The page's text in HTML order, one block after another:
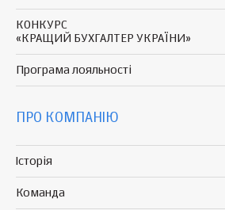
КОНКУРС
«КРАЩИЙ БУХГАЛТЕР УКРАЇНИ»
Програма лояльності
ПРО КОМПАНІЮ
Історія
Команда